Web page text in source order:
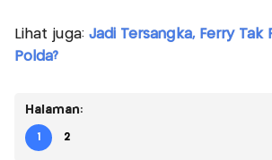
Lihat juga: Jadi Tersangka, Ferry Tak
Polda?
Halaman:
1 2